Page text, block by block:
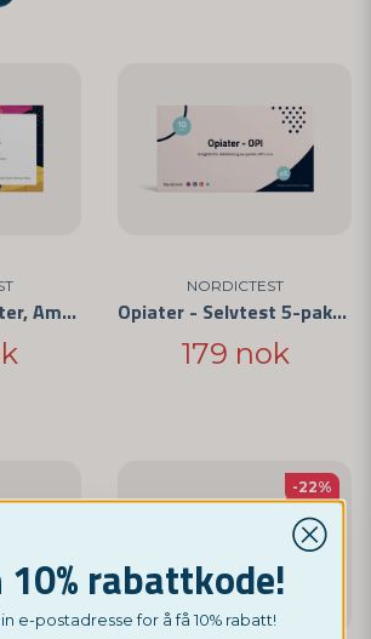
THC, MDMA, Opiater, Amfetamin - 4 substanser
NORDICTEST
Opiater - Selvtest 5-pakning
179 nok
-22%
10% rabattkode!
e-postadresse for å få 10% rabatt!